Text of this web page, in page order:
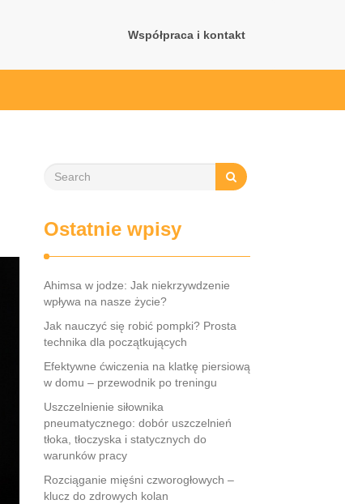
Współpraca i kontakt
Ostatnie wpisy
Ahimsa w jodze: Jak niekrzywdzenie
wpływa na nasze życie?
Jak nauczyć się robić pompki? Prosta
technika dla początkujących
Efektywne ćwiczenia na klatkę piersiową
w domu – przewodnik po treningu
Uszczelnienie siłownika
pneumatycznego: dobór uszczelnień
tłoka, tłoczyska i statycznych do
warunków pracy
Rozciąganie mięśni czworogłowych –
klucz do zdrowych kolan